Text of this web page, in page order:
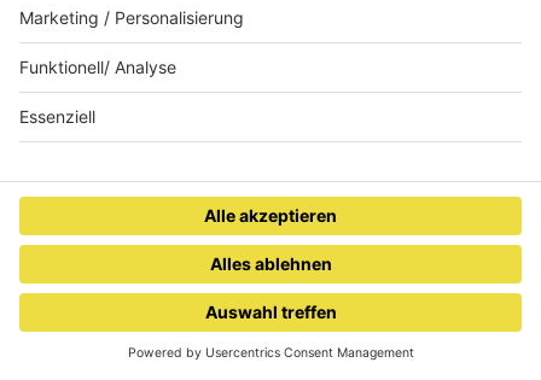
Vom Saarufer bis zur
Seine – zwei Städte, ein
Lebensgefühl
iPhone 17 - lohnt sich der
Wie steigern Nahrungs­
ergänzungs­mittel das
RADIO SALÜ
Saarlands bester Musikmix